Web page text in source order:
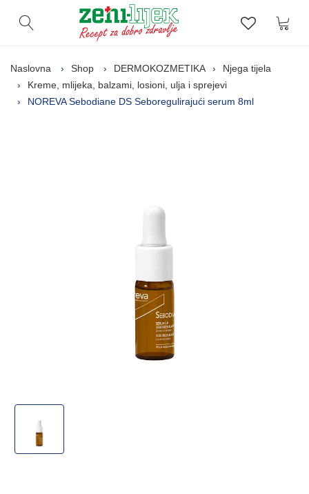
Otvori pretragu Lista
Naslovna Shop DERMOKOZMETIKA
Njega tijela
Kreme, mlijeka, balzami, losioni, ulja i sprejevi
NOREVA Sebodiane DS Seboregulirajući serum 8ml